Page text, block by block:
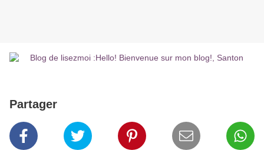
Partager